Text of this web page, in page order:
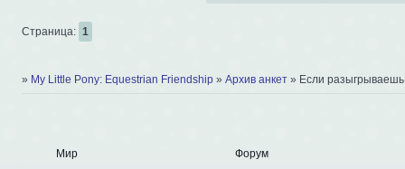
Страница: 1
» My Little Pony: Equestrian Friendship » Архив анкет » Если разыгрываешь
Мир
Форум